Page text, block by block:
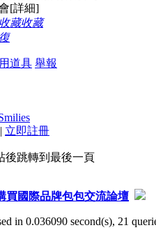
[詳細]
收藏
道具 舉報
| 立即註冊
後跳轉到最後一頁
買國際品牌包包交流論壇
in 0.036090 second(s), 21